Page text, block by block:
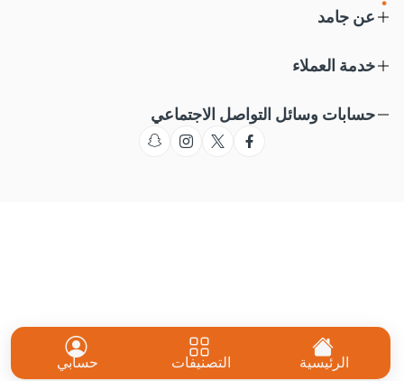
عن جامد
خدمة العملاء
حسابات وسائل التواصل الاجتماعي
الرئيسية التصنيفات حسابي